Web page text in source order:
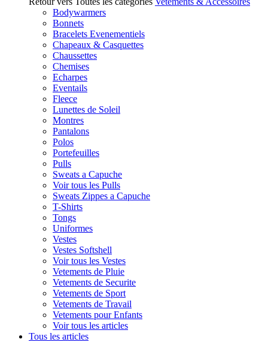
Bodywarmers
Bonnets
Bracelets Evenementiels
Chapeaux & Casquettes
Chaussettes
Chemises
Echarpes
Eventails
Fleece
Lunettes de Soleil
Montres
Pantalons
Polos
Portefeuilles
Pulls
Sweats a Capuche
Voir tous les Pulls
Sweats Zippes a Capuche
T-Shirts
Tongs
Uniformes
Vestes
Vestes Softshell
Voir tous les Vestes
Vetements de Pluie
Vetements de Securite
Vetements de Sport
Vetements de Travail
Vetements pour Enfants
Voir tous les articles
Tous les articles